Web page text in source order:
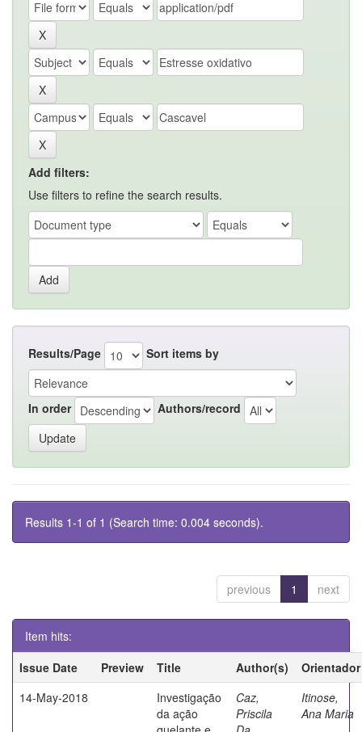
Add filters:
Use filters to refine the search results.
Results/Page Sort items by
In order Authors/record
Results 1-1 of 1 (Search time: 0.004 seconds).
previous 1 next
Item hits:
Issue Date
Preview Title Author(s)
Orientador
14-May-2018
Investigação
da ação
Caz,
Priscila
Itinose,
Ana Maria